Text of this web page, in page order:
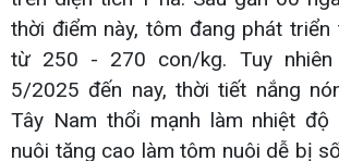
thời điểm này, tôm đang phát
từ 250 - 270 con/kg. Tuy
5/2025 đến nay, thời tiết nắng
Tây Nam thổi mạnh làm nhiệt
nuôi tăng cao làm tôm nuôi dễ bị